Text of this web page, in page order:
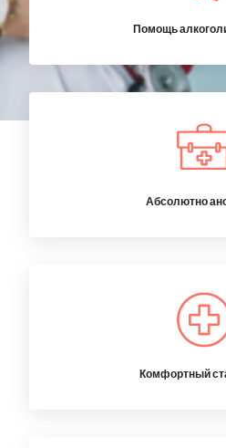
Помощь
Абсолютно
Комфортный